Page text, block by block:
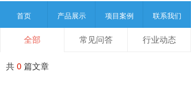
首页 产品展示 项目案例 联系我们
全部 常见问答 行业动态
共 0 篇文章